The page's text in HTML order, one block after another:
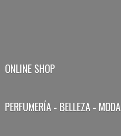
ONLINE SHOP
PERFUMERÍA - BELLEZA - MODA